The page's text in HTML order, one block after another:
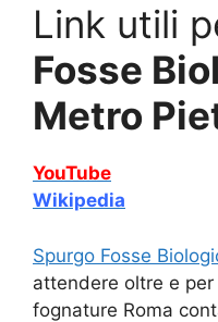
Link utili
Fosse
Metro
YouTube
Wikipedia
Spurgo Fosse
attendere oltre e
fognature Roma